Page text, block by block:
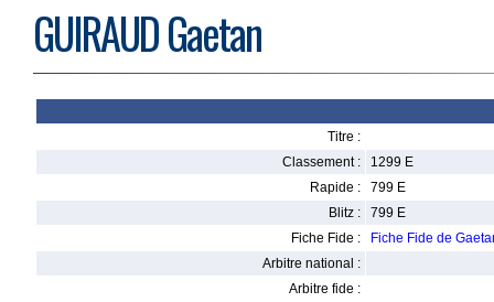
GUIRAUD Gaetan
Titre :
Classement :
1299 E
Rapide :
799 E
Blitz :
799 E
Fiche Fide :
Fiche Fide de
Arbitre national :
Arbitre fide :